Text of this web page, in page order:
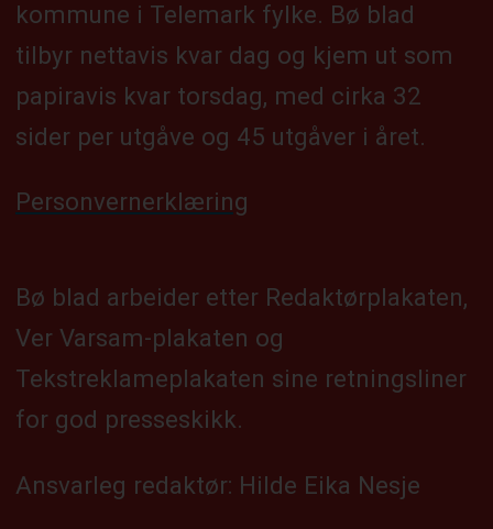
kommune i Telemark fylke. Bø blad
tilbyr nettavis kvar dag og kjem ut som
papiravis kvar torsdag, med cirka 32
sider per utgåve og 45 utgåver i året.
Personvernerklæring
Bø blad arbeider etter Redaktørplakaten,
Ver Varsam-plakaten og
Tekstreklameplakaten sine retningsliner
for god presseskikk.
Ansvarleg redaktør: Hilde Eika Nesje